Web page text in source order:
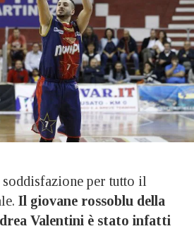
per tutto il
Il giovane rossoblu della
Valentini è stato infatti